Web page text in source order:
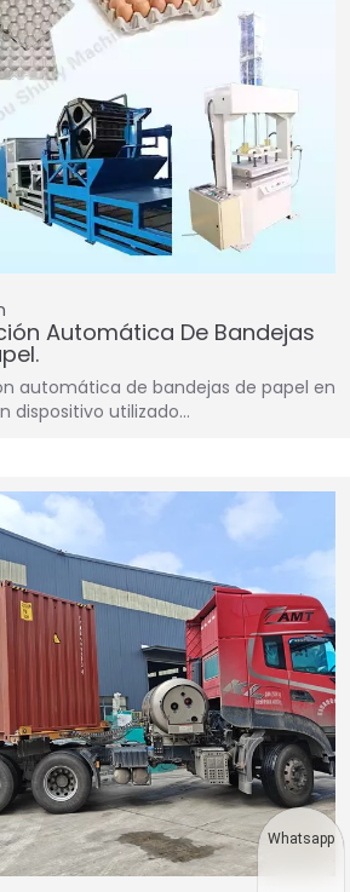
Automática De Bandejas
automática de bandejas de papel en
dispositivo utilizado…
Whatsapp